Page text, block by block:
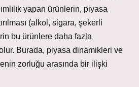
yapan ürünlerin, piyasa
(alkol, sigara, şekerli
bu ürünlere daha fazla
Burada, piyasa dinamikleri ve
zorluğu arasında bir ilişki